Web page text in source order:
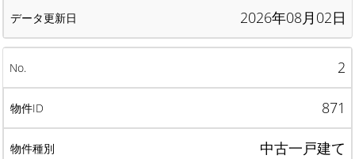
2026年08月02日
2
871
中古一戸建て